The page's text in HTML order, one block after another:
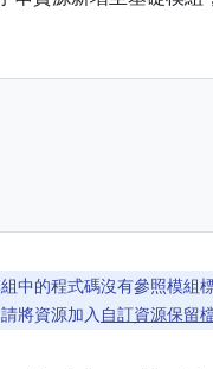
中的程式碼沒有參照模組
將資源加入 自訂資源保留